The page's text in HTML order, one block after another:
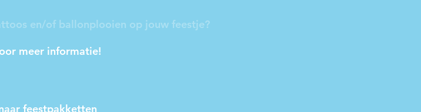
en/of ballonplooien op jouw feestje?
meer informatie!
feestpakketten